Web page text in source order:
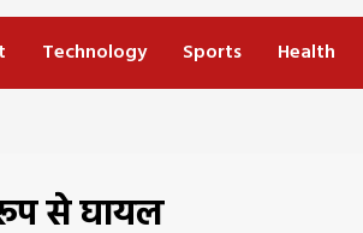
Technology Sports Health
रूप से घायल